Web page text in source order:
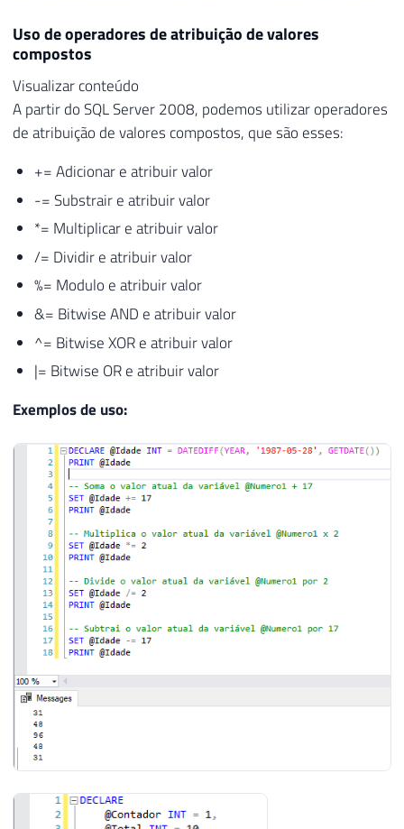
Uso de operadores de atribuição de valores
compostos
Visualizar conteúdo
A partir do SQL Server 2008, podemos utilizar operadores
de atribuição de valores compostos, que são esses:
+= Adicionar e atribuir valor
-= Substrair e atribuir valor
*= Multiplicar e atribuir valor
/= Dividir e atribuir valor
%= Modulo e atribuir valor
&= Bitwise AND e atribuir valor
^= Bitwise XOR e atribuir valor
|= Bitwise OR e atribuir valor
Exemplos de uso: